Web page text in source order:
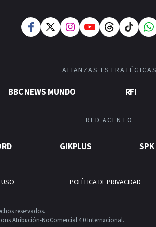
ALIANZAS ESTRATÉGICAS
BBC NEWS MUNDO RFI
RED ACENTO
GIKPLUS SPK
POLÍTICA DE PRIVACIDAD
reservados.
Atribución-NoComercial 4.0 Internacional.